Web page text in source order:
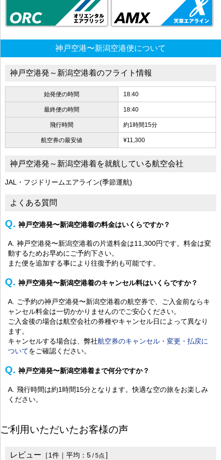
神戸空港〜新潟空港便について
神戸空港発～新潟空港着のフライト情報
始発便の時間 18:40
最終便の時間 18:40
飛行時間 約1時間15分
航空券の最安値 ¥11,300
神戸空港発～新潟空港着を就航している航空会社
JAL・フジドリームエアライン(季節運航)
よくある質問
神戸空港発〜新潟空港着の料金はいくらですか？
神戸空港発〜新潟空港着の片道料金は11,300円です。料金は変
動するためお早めにご予約下さい。
また便を追加する事により往復予約も可能です。
神戸空港発〜新潟空港着のキャンセル料はいくらですか？
ご予約の神戸空港発〜新潟空港着の航空券で、ご入金前ならキ
ャンセル料金は一切かかりませんのでご安心ください。
ご入金後の場合は航空会社の券種やキャンセル日によって異なり
ます。
キャンセルする場合は、弊社航空券のキャンセル・変更・払戻に
ついてをご確認ください。
神戸空港発〜新潟空港着まで何分ですか？
飛行時間は約1時間15分となります。快適な空の旅をお楽しみ
ください。
ご利用いただいたお客様の声
レビュー ［1件｜平均： 5 /5点 ］